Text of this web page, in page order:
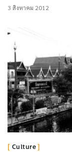
3 สิงหาคม 2012
Culture